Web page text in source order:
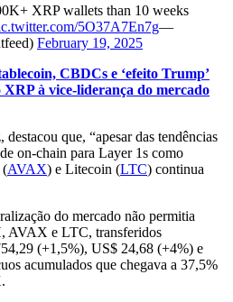
XRP wallets than 10 weeks
5O37A7En7g—
February 19, 2025
CBDCs e ‘efeito Trump’
à vice-liderança do mercado
que, “apesar das tendências
on-chain para Layer 1s como
(AVAX) e Litecoin (LTC) continua
do mercado não permitia
AVAX e LTC, transferidos
(+1,5%), US$ 24,68 (+4%) e
acumulados que chegava a 37,5%